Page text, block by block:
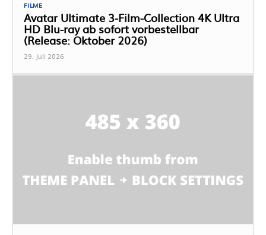
FILME
Avatar Ultimate 3-Film-Collection 4K Ultra
HD Blu-ray ab sofort vorbestellbar
(Release: Oktober 2026)
29. Juli 2026